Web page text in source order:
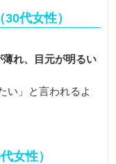
代女性）
薄れ、目元が明るい
い」と言われるよ
女性）